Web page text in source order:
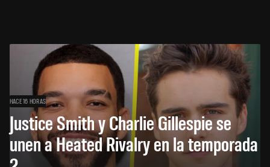
HACE 16 HORAS
Justice Smith y Charlie Gillespie se
unen a Heated Rivalry en la temporada